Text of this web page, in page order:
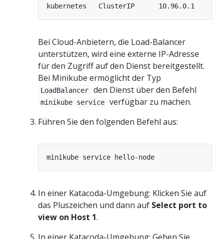
Bei Cloud-Anbietern, die Load-Balancer
unterstützen, wird eine externe IP-Adresse
für den Zugriff auf den Dienst bereitgestellt.
Bei Minikube ermöglicht der Typ
LoadBalancer den Dienst über den Befehl
minikube service
verfügbar zu machen.
Führen Sie den folgenden Befehl aus:
In einer Katacoda-Umgebung: Klicken Sie auf
das Pluszeichen und dann auf Select port to
view on Host 1.